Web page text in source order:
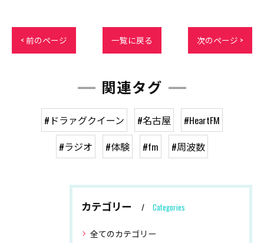
< 前のページ 一覧に戻る 次のページ >
関連タグ
#ドラァグクイーン #名古屋
#HeartFM
#ラジオ
#体験 #fm #周波数
カテゴリー Categories
全てのカテゴリー